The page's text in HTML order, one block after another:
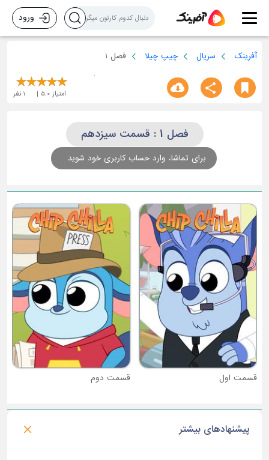
ورود
آفرینک سریال چیپ چیلا فصل 1
امتیاز 5.0
1 نفر
فصل 1 : قسمت سیزدهم
برای تماشا، وارد حساب کاربری خود شوید
قسمت دوم
قسمت سوم
پیشنهادهای بیشتر